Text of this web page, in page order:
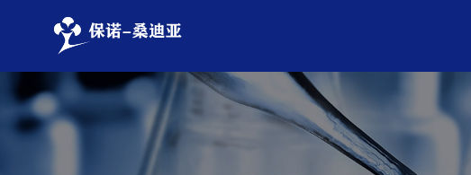
我们是谁
企业价值观
药物发现
多肽合成
Solution Engine
公司新闻